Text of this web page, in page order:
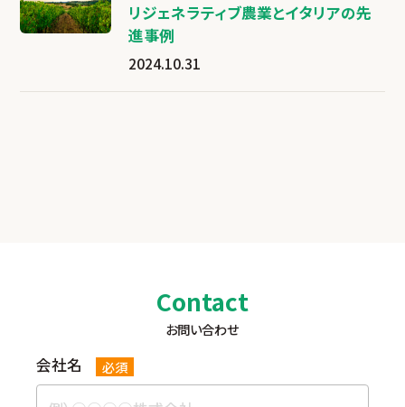
リジェネラティブ農業とイタリアの先
進事例
2024.10.31
Contact
お問い合わせ
会社名 必須